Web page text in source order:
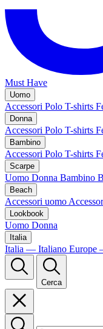
Must Have
Uomo
Accessori Polo T-shirts
Donna
Accessori Polo T-shirts
Bambino
Accessori Polo T-shirts
Scarpe
Uomo Donna Bambino
Beach
Accessori uomo
Lookbook
Uomo Donna
Italia
Italia — Italiano Europe
Cerca